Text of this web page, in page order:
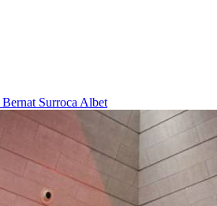
Bernat Surroca Albet